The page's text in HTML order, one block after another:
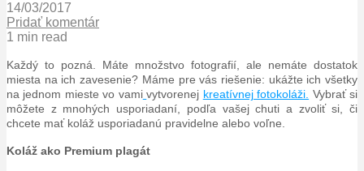
14/03/2017
Pridať komentár
1 min read
Každý to pozná. Máte množstvo fotografií, ale nemáte dostatok
miesta na ich zavesenie? Máme pre vás riešenie: ukážte ich všetky
na jednom mieste vo vami vytvorenej kreatívnej fotokoláži. Vybrať si
môžete z mnohých usporiadaní, podľa vašej chuti a zvoliť si, či
chcete mať koláž usporiadanú pravidelne alebo voľne.
Koláž ako Premium plagát